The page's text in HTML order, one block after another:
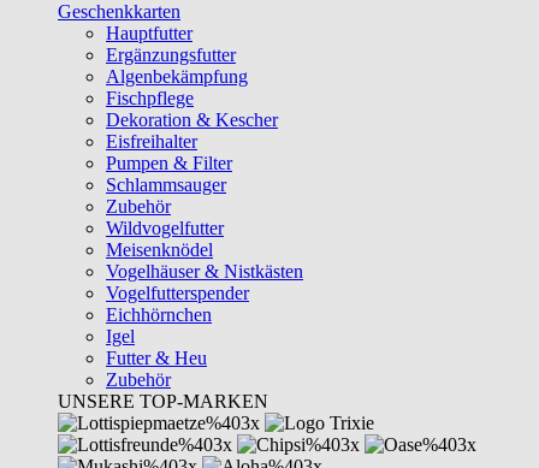
Geschenkkarten
Hauptfutter
Ergänzungsfutter
Algenbekämpfung
Fischpflege
Dekoration & Kescher
Eisfreihalter
Pumpen & Filter
Schlammsauger
Zubehör
Wildvogelfutter
Meisenknödel
Vogelhäuser & Nistkästen
Vogelfutterspender
Eichhörnchen
Igel
Futter & Heu
Zubehör
UNSERE TOP-MARKEN